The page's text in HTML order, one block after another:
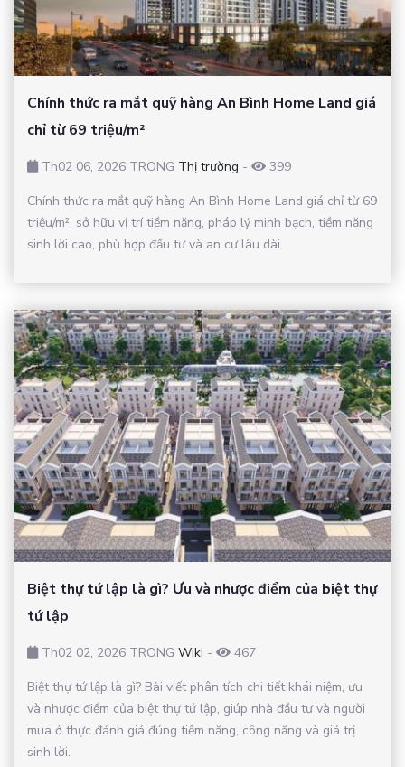
Chính thức ra mắt quỹ hàng An Bình Home Land giá
chỉ từ 69 triệu/m²
Th02 06, 2026 TRONG Thị trường -
399
Chính thức ra mắt quỹ hàng An Bình Home Land giá chỉ từ 69
triệu/m², sở hữu vị trí tiềm năng, pháp lý minh bạch, tiềm năng
sinh lời cao, phù hợp đầu tư và an cư lâu dài.
Biệt thự tứ lập là gì? Ưu và nhược điểm của biệt thự
tứ lập
Th02 02, 2026 TRONG Wiki -
467
Biệt thự tứ lập là gì? Bài viết phân tích chi tiết khái niệm, ưu
và nhược điểm của biệt thự tứ lập, giúp nhà đầu tư và người
mua ở thực đánh giá đúng tiềm năng, công năng và giá trị
sinh lời.